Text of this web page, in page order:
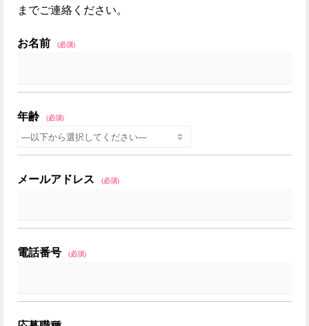
までご連絡ください。
お名前 (必須)
年齢 (必須)
メールアドレス (必須)
電話番号 (必須)